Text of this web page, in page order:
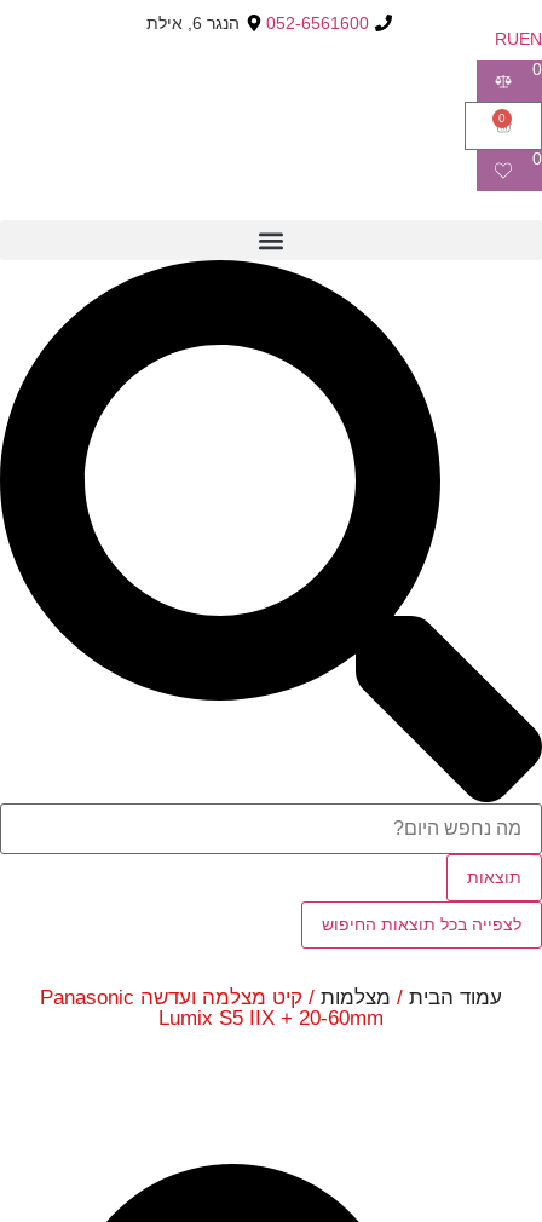
052-6561600
הנגר 6, אילת
EN
RU
0
0
0
תוצאות
לצפייה בכל תוצאות החיפוש
עמוד הבית / מצלמות
/ קיט מצלמה ועדשה Panasonic
Lumix S5 IIX + 20-60mm